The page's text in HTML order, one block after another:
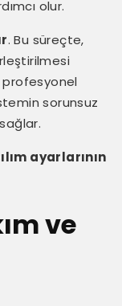
olur.
. Bu süreçte,
profesyonel
sorunsuz
ayarlarının
ve